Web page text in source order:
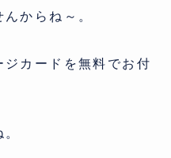
からね～。
ジカードを無料でお付